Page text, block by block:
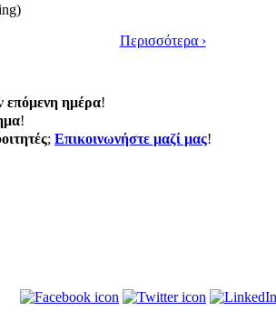
Περισσότερα ›
επόμενη ημέρα!
!
; Eπικοινωνήστε μαζί μας!